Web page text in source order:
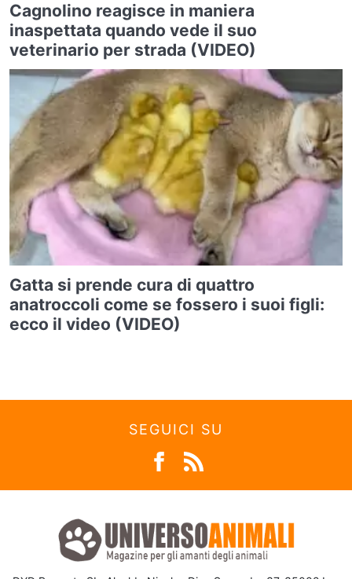
Cagnolino reagisce in maniera
inaspettata quando vede il suo
veterinario per strada (VIDEO)
Gatta si prende cura di quattro
anatroccoli come se fossero i suoi figli:
ecco il video (VIDEO)
SEGUICI SU